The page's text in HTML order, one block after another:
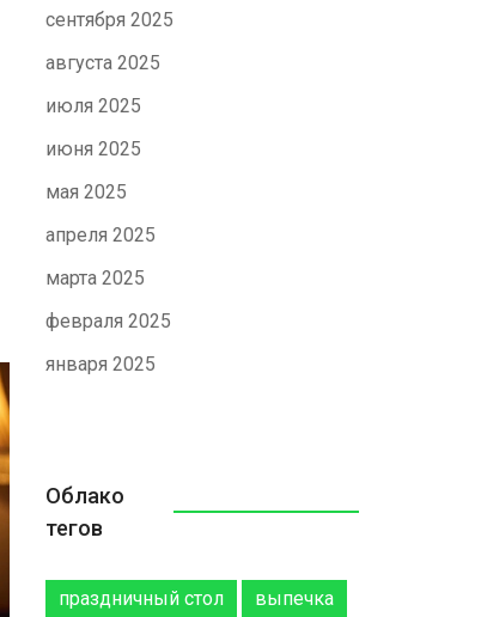
сентября 2025
августа 2025
июля 2025
июня 2025
мая 2025
апреля 2025
марта 2025
февраля 2025
января 2025
Облако
тегов
праздничный стол выпечка